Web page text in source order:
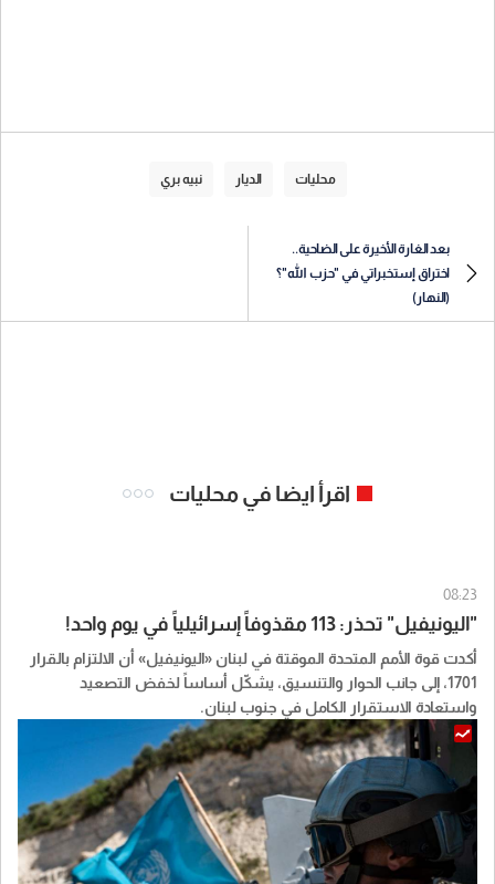
محليات الديار نبيه بري
بعد الغارة الأخيرة على الضاحية..
اختراق إستخبراتي في "حزب الله"؟
(النهار)
اقرأ ايضا في محليات
08:23
"اليونيفيل" تحذر: 113 مقذوفاً إسرائيلياً في يوم واحد!
أكدت قوة الأمم المتحدة الموقتة في لبنان «اليونيفيل» أن الالتزام بالقرار
1701، إلى جانب الحوار والتنسيق، يشكّل أساساً لخفض التصعيد
واستعادة الاستقرار الكامل في جنوب لبنان.